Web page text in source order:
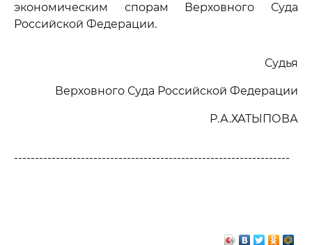
экономическим спорам Верховного Суда
Российской Федерации.
Судья
Верховного Суда Российской Федерации
Р.А.ХАТЫПОВА
------------------------------------------------------------------